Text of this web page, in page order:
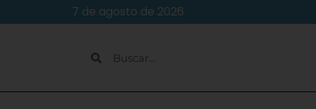
7 de agosto de 2026